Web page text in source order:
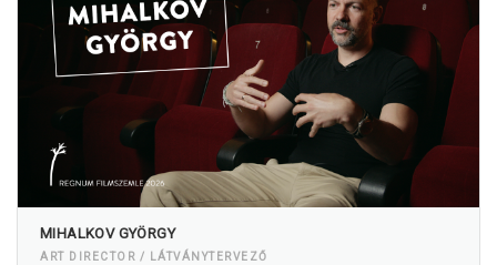
MIHALKOV GYÖRGY
ART DIRECTOR / LÁTVÁNYTERVEZŐ